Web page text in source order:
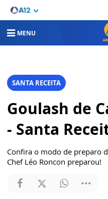
MENU
SANTA RECEITA
Goulash de
- Santa
Confira o modo de preparo
Chef Léo Roncon preparou!